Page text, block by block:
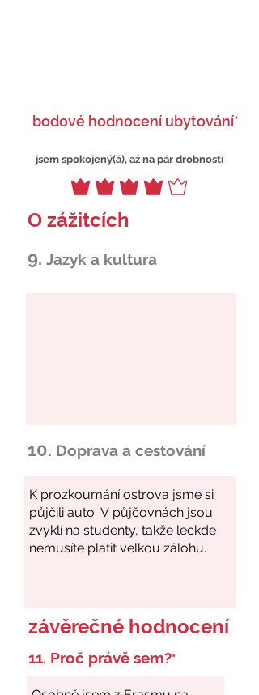
bodové hodnocení ubytování*
jsem spokojený(á), až na pár drobností
O zážitcích
9. Jazyk a kultura
10. Doprava a cestování
závěrečné hodnocení
11. Proč právě sem?*